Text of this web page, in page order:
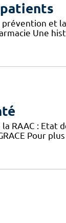
et
Une
RAAC : Etat
Pour